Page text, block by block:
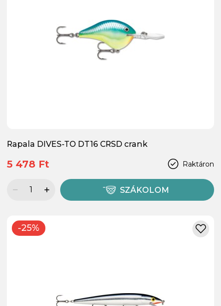
Rapala DIVES-TO DT16 CRSD crank
Raktáron
5 478 Ft
SZÁKOLOM
-25%